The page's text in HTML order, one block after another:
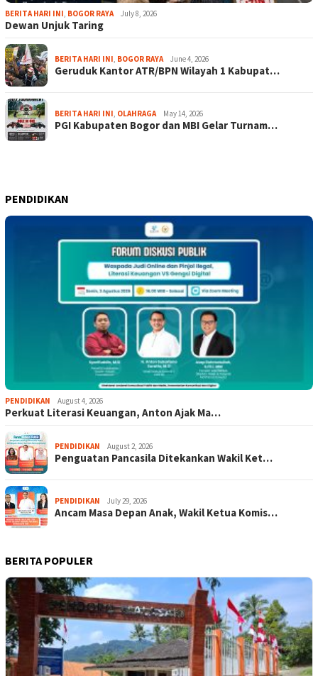
BERITA HARI INI, BOGOR RAYA July 8, 2026
Dewan Unjuk Taring
BERITA HARI INI, BOGOR RAYA June 4, 2026
Geruduk Kantor ATR/BPN Wilayah 1 Kabupat…
BERITA HARI INI, OLAHRAGA May 14, 2026
PGI Kabupaten Bogor dan MBI Gelar Turnam…
PENDIDIKAN
PENDIDIKAN August 4, 2026
Perkuat Literasi Keuangan, Anton Ajak Ma…
PENDIDIKAN August 2, 2026
Penguatan Pancasila Ditekankan Wakil Ket…
PENDIDIKAN July 29, 2026
Ancam Masa Depan Anak, Wakil Ketua Komis…
BERITA POPULER